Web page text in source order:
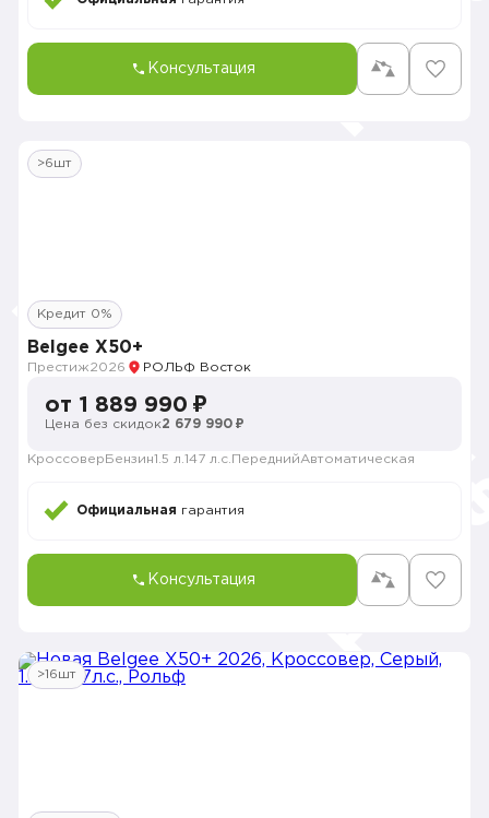
Консультация
>6шт
Кредит 0%
Belgee X50+
Престиж2026 РОЛЬФ Восток
от 1 889 990 ₽
Цена без скидок2 679 990 ₽
Кроссовер Бензин1.5 л. 147 л.с. ПереднийАвтоматическая
Официальная гарантия
Консультация
>16шт